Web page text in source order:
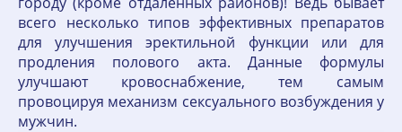
всего несколько типов эффективных препаратов
для улучшения эректильной функции или для
продления полового акта. Данные формулы
улучшают кровоснабжение, тем самым
провоцируя механизм сексуального возбуждения у
мужчин.